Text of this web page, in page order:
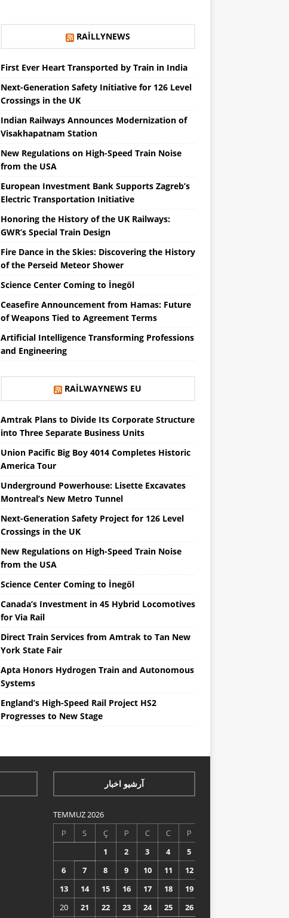
RAILLYNEWS
First Ever Heart Transported by Train in India
Next-Generation Safety Initiative for 126 Level
Crossings in the UK
Indian Railways Announces Modernization of
Visakhapatnam Station
New Regulations on High-Speed ​​Train Noise
from the USA
European Investment Bank Supports Zagreb’s
Electric Transportation Initiative
Honoring the History of the UK Railways:
GWR’s Special Train Design
Fire Dance in the Skies: Discovering the History
of the Perseid Meteor Shower
Science Center Coming to İnegöl
Ceasefire Announcement from Hamas: Future
of Weapons Tied to Agreement Terms
Artificial Intelligence Transforming Professions
and Engineering
RAILWAYNEWS EU
Amtrak Plans to Divide Its Corporate Structure
into Three Separate Business Units
Union Pacific Big Boy 4014 Completes Historic
America Tour
Underground Powerhouse: Lisette Excavates
Montreal’s New Metro Tunnel
Next-Generation Safety Project for 126 Level
Crossings in the UK
New Regulations on High-Speed ​​Train Noise
from the USA
Science Center Coming to İnegöl
Canada’s Investment in 45 Hybrid Locomotives
for Via Rail
Direct Train Services from Amtrak to Tan New
York State Fair
Apta Honors Hydrogen Train and Autonomous
Systems
England’s High-Speed ​​Rail Project HS2
Progresses to New Stage
آرشیو اخبار
TEMMUZ 2026
P
S Ç P C C
P
1
2 3 4
5
6
7 8 9 10 11
12
13
14 15 16 17 18
19
20
21 22 23 24 25 26